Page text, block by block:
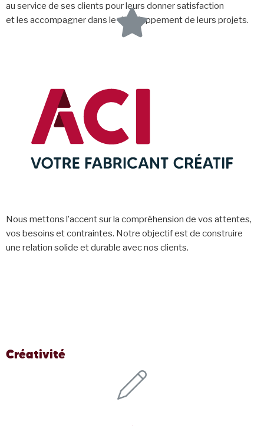
au service de ses clients pour leurs donner satisfaction
et les accompagner dans le développement de leurs projets.
Nous mettons l’accent sur la compréhension de vos attentes,
vos besoins et contraintes. Notre objectif est de construire
une relation solide et durable avec nos clients.
Créativité